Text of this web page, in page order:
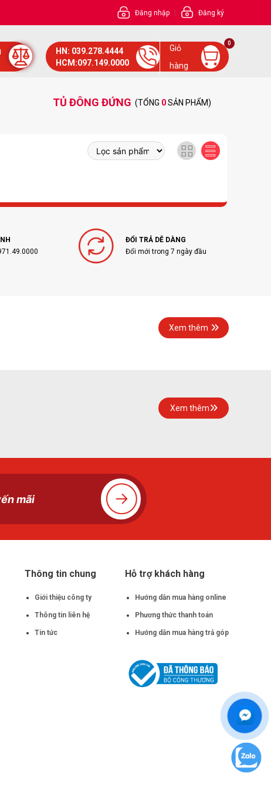
Đăng nhập | Đăng ký
HN: 039.278.4444
HCM:097.149.0000
Giỏ
hàng
0
TỦ ĐÔNG ĐỨNG (TỔNG 0SẢN PHẨM)
ĐỔI TRẢ DỄ DÀNG
Đổi mới trong 7 ngày đầu
Xem thêm
Xem thêm
Thông tin chung
Giới thiệu công ty
Thông tin liên hệ
Tin tức
Hỗ trợ khách hàng
Hướng dẫn mua hàng online
Phương thức thanh toán
Hướng dẫn mua hàng trả góp